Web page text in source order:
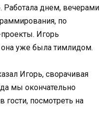
днем, вечерами
по
Игорь
она уже была тимлидом.
Игорь, сворачивая
мы окончательно
гости, посмотреть на